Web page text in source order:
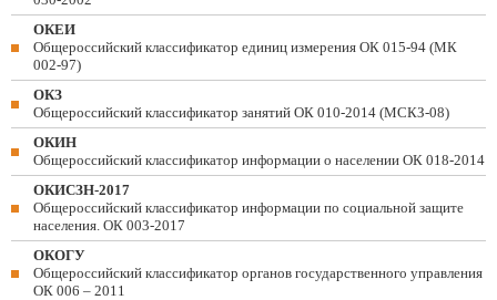
ОКЕИ
Общероссийский классификатор единиц измерения ОК 015-94 (МК
002-97)
ОКЗ
Общероссийский классификатор занятий ОК 010-2014 (МСКЗ-08)
ОКИН
Общероссийский классификатор информации о населении ОК 018-2014
ОКИСЗН-2017
Общероссийский классификатор информации по социальной защите
населения. ОК 003-2017
ОКОГУ
Общероссийский классификатор органов государственного управления
ОК 006 – 2011